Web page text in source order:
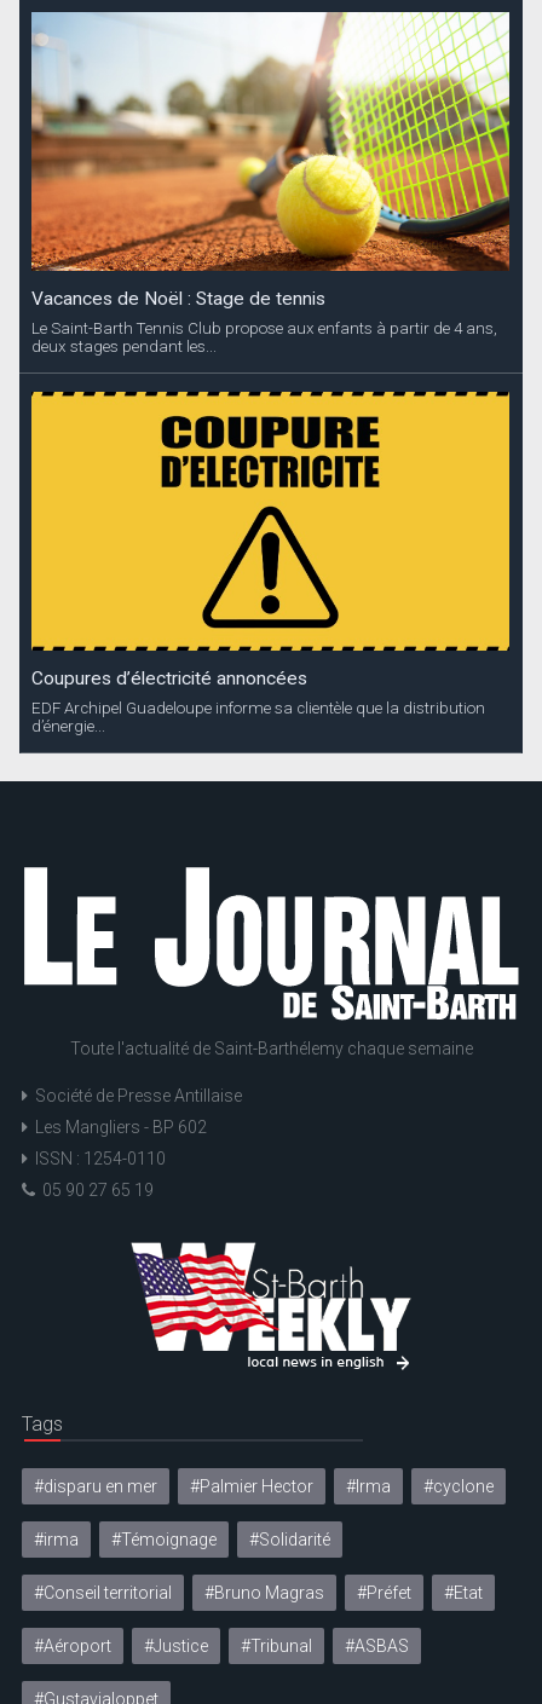
Vacances de Noël : Stage de tennis
Le Saint-Barth Tennis Club propose aux enfants à partir de 4 ans,
deux stages pendant les...
Coupures d’électricité annoncées
EDF Archipel Guadeloupe informe sa clientèle que la distribution
d’énergie...
Toute l'actualité de Saint-Barthélemy chaque semaine
Société de Presse Antillaise
Les Mangliers - BP 602
ISSN : 1254-0110
05 90 27 65 19
Tags
#disparu en mer #Palmier Hector #Irma #cyclone
#irma #Témoignage #Solidarité
#Conseil territorial #Bruno Magras #Préfet #Etat
#Aéroport #Justice #Tribunal #ASBAS
#Gustavialoppet